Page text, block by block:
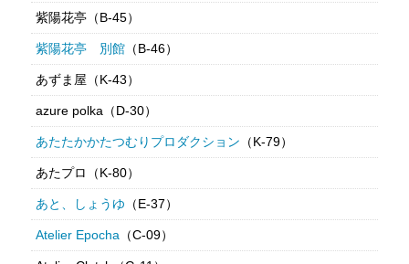
紫陽花亭（B-45）
紫陽花亭 別館（B-46）
あずま屋（K-43）
azure polka（D-30）
あたたかかたつむりプロダクション （K-79）
あたプロ（K-80）
あと、しょうゆ （E-37）
Atelier Epocha （C-09）